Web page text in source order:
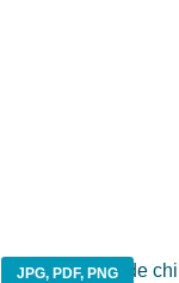
JPG, PDF, PNG